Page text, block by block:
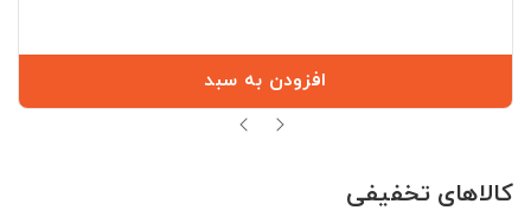
افزودن به سبد
کالاهای تخفیفی